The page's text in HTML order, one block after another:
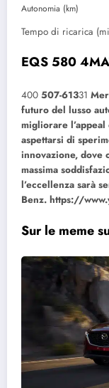
Autonomia (km)
Tempo di ricarica
EQS 580
400 507-61331
futuro del lusso
migliorare
aspettarsi di
innovazione, dove
massima
l’eccellenza sarà
Benz. https://
Sur le meme